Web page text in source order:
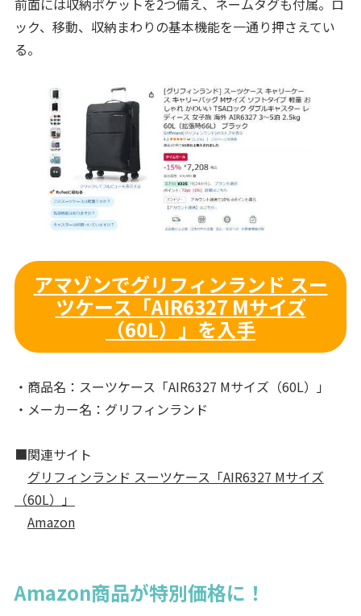
ック、移動、収納まわりの基本機能を一通り押さえてい
る。
アマゾンでグリフィンランド スー
ツケース「AIR6327 Mサイズ
（60L）」を入手
・商品名：スーツケース「AIR6327 Mサイズ（60L）」
・メーカー名：グリフィンランド
■関連サイト
グリフィンランド スーツケース「AIR6327 Mサイズ
（60L）」
Amazon
Amazon商品が特別価格に！